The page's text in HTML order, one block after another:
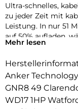
Ultra-schnelles,
zu jeder Zeit mit
Leistung. In nur 51
auf 50% aufladen,
umfangreiche
Ergonomisches
Kombination aus
Metallrahmen
Powerbank kühlt,
Mehr lesen
Anker
GNR8 49
WD17 1HP